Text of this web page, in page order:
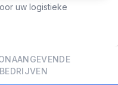
uw logistieke